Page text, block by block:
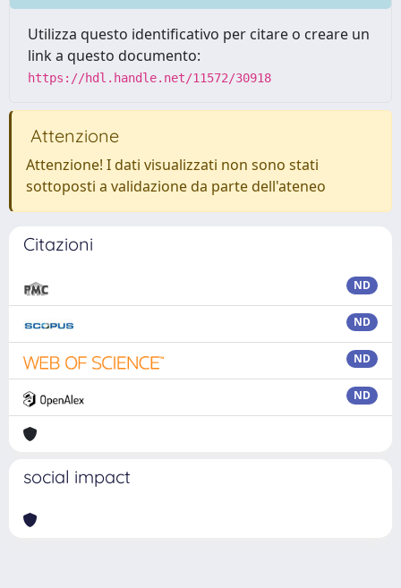
Utilizza questo identificativo per citare o creare un
link a questo documento:
https://hdl.handle.net/11572/30918
Attenzione
Attenzione! I dati visualizzati non sono stati
sottoposti a validazione da parte dell'ateneo
Citazioni
ND
ND
ND
ND
social impact